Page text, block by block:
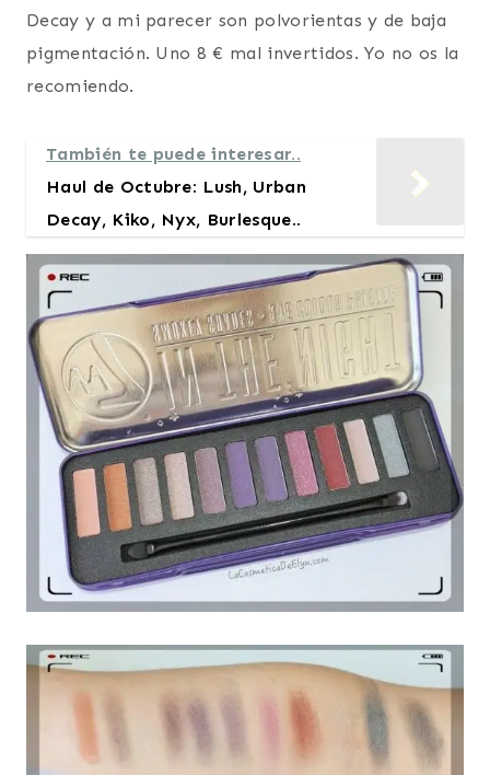
Decay y a mi parecer son polvorientas y de baja
pigmentación. Uno 8 € mal invertidos. Yo no os la
recomiendo.
También te puede interesar..
Haul de Octubre: Lush, Urban
Decay, Kiko, Nyx, Burlesque..